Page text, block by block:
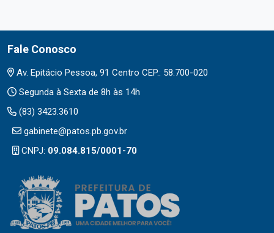
Fale Conosco
Av. Epitácio Pessoa, 91 Centro CEP.: 58.700-020
Segunda à Sexta de 8h às 14h
(83) 3423.3610
gabinete@patos.pb.gov.br
CNPJ: 09.084.815/0001-70